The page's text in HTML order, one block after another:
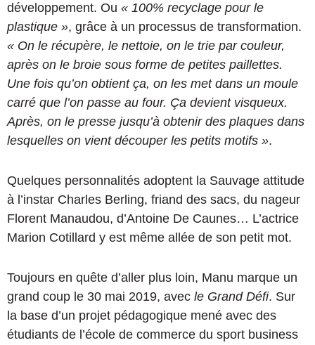
développement. Ou « 100% recyclage pour le
plastique », grâce à un processus de transformation.
« On le récupère, le nettoie, on le trie par couleur,
après on le broie sous forme de petites paillettes.
Une fois qu’on obtient ça, on les met dans un moule
carré que l’on passe au four. Ça devient visqueux.
Après, on le presse jusqu’à obtenir des plaques dans
lesquelles on vient découper les petits motifs ».
Quelques personnalités adoptent la Sauvage attitude
à l’instar Charles Berling, friand des sacs, du nageur
Florent Manaudou, d’Antoine De Caunes… L’actrice
Marion Cotillard y est même allée de son petit mot.
Toujours en quête d’aller plus loin, Manu marque un
grand coup le 30 mai 2019, avec le Grand Défi. Sur
la base d’un projet pédagogique mené avec des
étudiants de l’école de commerce du sport business